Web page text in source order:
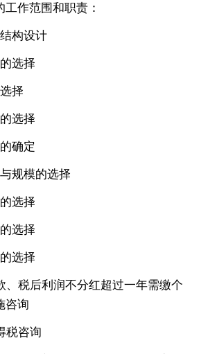
作范围和职责：
构设计
选择
择
选择
确定
规模的选择
选择
选择
选择
、税后利润不分红超过一年需缴个
咨询
税咨询